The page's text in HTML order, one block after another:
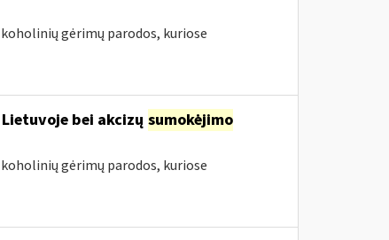
gėrimų parodos, kuriose
bei akcizų sumokėjimo
gėrimų parodos, kuriose